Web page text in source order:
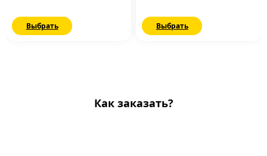
Выбрать Выбрать
Как заказать?